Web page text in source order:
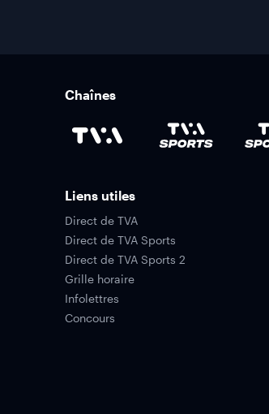
Chaînes
Liens utiles
Direct de TVA
Direct de TVA Sports
Direct de TVA Sports 2
Grille horaire
Infolettres
Concours